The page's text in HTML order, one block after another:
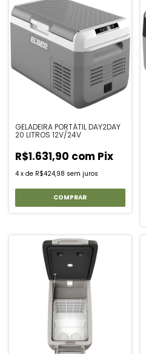
GELADEIRA PORTÁTIL DAY2DAY
20 LITROS 12V/24V
R$1.631,90 com Pix
4 x de R$424,98 sem juros